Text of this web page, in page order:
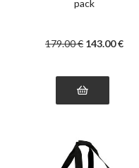
pack
179.00€ 143.00€